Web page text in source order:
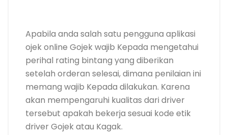
Apabila anda salah satu pengguna aplikasi
ojek online Gojek wajib Kepada mengetahui
perihal rating bintang yang diberikan
setelah orderan selesai, dimana penilaian ini
memang wajib Kepada dilakukan. Karena
akan mempengaruhi kualitas dari driver
tersebut apakah bekerja sesuai kode etik
driver Gojek atau Kagak.